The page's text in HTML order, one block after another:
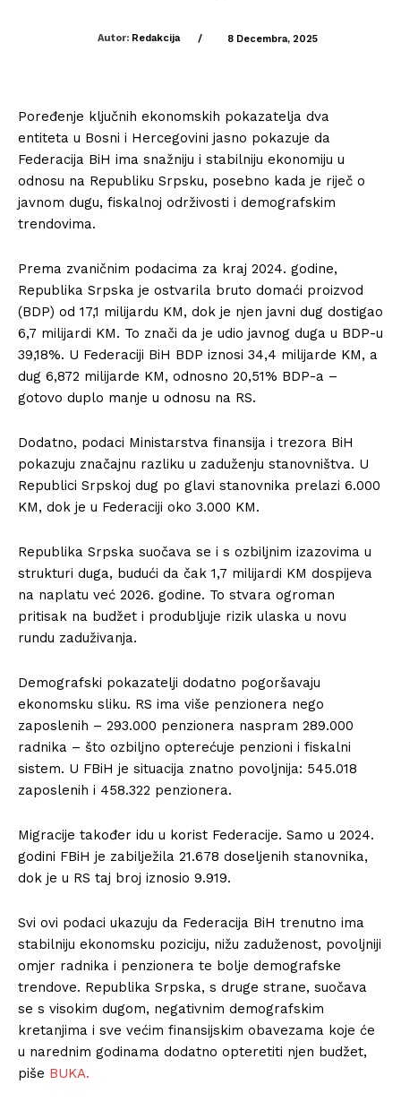
Autor: Redakcija / 8 Decembra, 2025
Poređenje ključnih ekonomskih pokazatelja dva
entiteta u Bosni i Hercegovini jasno pokazuje da
Federacija BiH ima snažniju i stabilniju ekonomiju u
odnosu na Republiku Srpsku, posebno kada je riječ o
javnom dugu, fiskalnoj održivosti i demografskim
trendovima.
Prema zvaničnim podacima za kraj 2024. godine,
Republika Srpska je ostvarila bruto domaći proizvod
(BDP) od 17,1 milijardu KM, dok je njen javni dug dostigao
6,7 milijardi KM. To znači da je udio javnog duga u BDP-u
39,18%. U Federaciji BiH BDP iznosi 34,4 milijarde KM, a
dug 6,872 milijarde KM, odnosno 20,51% BDP-a –
gotovo duplo manje u odnosu na RS.
Dodatno, podaci Ministarstva finansija i trezora BiH
pokazuju značajnu razliku u zaduženju stanovništva. U
Republici Srpskoj dug po glavi stanovnika prelazi 6.000
KM, dok je u Federaciji oko 3.000 KM.
Republika Srpska suočava se i s ozbiljnim izazovima u
strukturi duga, budući da čak 1,7 milijardi KM dospijeva
na naplatu već 2026. godine. To stvara ogroman
pritisak na budžet i produbljuje rizik ulaska u novu
rundu zaduživanja.
Demografski pokazatelji dodatno pogoršavaju
ekonomsku sliku. RS ima više penzionera nego
zaposlenih – 293.000 penzionera naspram 289.000
radnika – što ozbiljno opterećuje penzioni i fiskalni
sistem. U FBiH je situacija znatno povoljnija: 545.018
zaposlenih i 458.322 penzionera.
Migracije također idu u korist Federacije. Samo u 2024.
godini FBiH je zabilježila 21.678 doseljenih stanovnika,
dok je u RS taj broj iznosio 9.919.
Svi ovi podaci ukazuju da Federacija BiH trenutno ima
stabilniju ekonomsku poziciju, nižu zaduženost, povoljniji
omjer radnika i penzionera te bolje demografske
trendove. Republika Srpska, s druge strane, suočava
se s visokim dugom, negativnim demografskim
kretanjima i sve većim finansijskim obavezama koje će
u narednim godinama dodatno opteretiti njen budžet,
piše BUKA.